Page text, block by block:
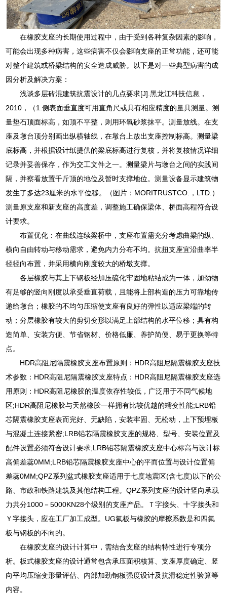
在橡胶支座的长期使用过程中，由于受到各种复杂因素的影响，
可能会出现多种病害，这些病害不仅会影响支座的正常功能，还可能
对整个建筑或桥梁结构的安全造成威胁。以下是对一些典型病害的成
因分析及解决方案：
浅谈多层砖混建筑抗震设计的几点要求[J].黑龙江科技信息，
2010，（1.侧表面垂直度可用直角尺或具有相应精度的量具测量。测
量垫石顶面标高，如顶不平整，则用环氧砂浆抹平。测量放线。在支
座及墩台顶分别画出纵横轴线，在墩台上放出支座控制标高。测量梁
底标高，并根据设计纸提供的梁底标高进行复核，并将复核情况详细
记录并妥善保存，作为交工文件之一。测量梁片与墩台之间的实践间
隔，并察看放置千斤顶的地位及暂时支撑地位。测量设备显示建筑物
发生了多达23厘米的水平位移。（图片：MORITRUSTCO.，LTD.）
测量原支座和新支座的高度差，调整施工确保梁体、桥面高程符合设
计要求。
布置优化：在曲线连续梁桥中，支座布置需充分考虑曲梁的纵、
横向自由转动与移动需求，避免内力分布不均。抗扭支座宜沿曲率半
径径向布置，并采用横向刚度较大的桥墩支撑。
各层橡胶与其上下钢板经加压硫化牢固地粘结成为一体，加劲物
有足够的竖向刚度以承受垂直荷载，且能将上部构造的压力可靠地传
递给墩台；橡胶的不均匀压缩使支座有良好的弹性以适应梁端的转
动；分层橡胶有较大的剪切变形以满足上部结构的水平位移；具有构
造简单、安装方便、节省钢材、价格低廉、养护简便、易于更换等特
点。
HDR高阻尼隔震橡胶支座布置原则：HDR高阻尼隔震橡胶支座技
术参数：HDR高阻尼隔震橡胶支座特点：HDR高阻尼隔震橡胶支座选
用原则：HDR高阻尼橡胶的温度依存性较低，广泛用于不同气候地
区;HDR高阻尼橡胶与天然橡胶一样拥有比较优越的蠕变性能;LRB铅
芯隔震橡胶支座表而完好、无缺陷，安装牢固、无松动，上下预埋板
与混凝土连接紧密;LRB铅芯隔震橡胶支座的规格、型号、安装位置及
配件设置必须符合设计要求;LRB铅芯隔震橡胶支座中心标高与设计标
高偏差蕊0MM;LRB铅芯隔震橡胶支座中心的平而位置与设计位置偏
差蕊0MM;QPZ系列盆式橡胶支座适用于七度地震区(含七度)以下的公
路、市政和铁路建筑及其他结构工程。QPZ系列支座的设计竖向承载
力共分1000－5000KN28个级别的支座产品。Ｔ字接头、十字接头和
Ｙ字接头，应在工厂加工成型。UG氟板与橡胶的摩擦系数是和四氟
板与钢板的不向的。
在橡胶支座的设计计算中，需结合支座的结构特性进行专项分
析。板式橡胶支座的设计通常包含承压面积核算、支座厚度确定、竖
向平均压缩变形量评估、内部加劲钢板强度设计及抗滑稳定性验算等
内容。